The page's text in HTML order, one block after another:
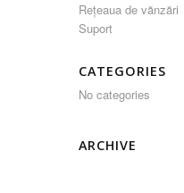
Rețeaua de vănzări
Suport
CATEGORIES
No categories
ARCHIVE